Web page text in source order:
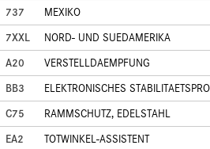
737
MEXIKO
7XXL
NORD- UND SUEDAMERIKA
A20
VERSTELLDAEMPFUNG
BB3
ELEKTRONISCHES
C75
RAMMSCHUTZ, EDELSTAHL
EA2
TOTWINKEL-ASSISTENT